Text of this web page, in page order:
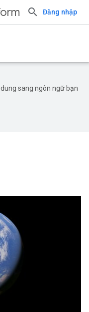
Đăng nhập
sang ngôn ngữ bạn